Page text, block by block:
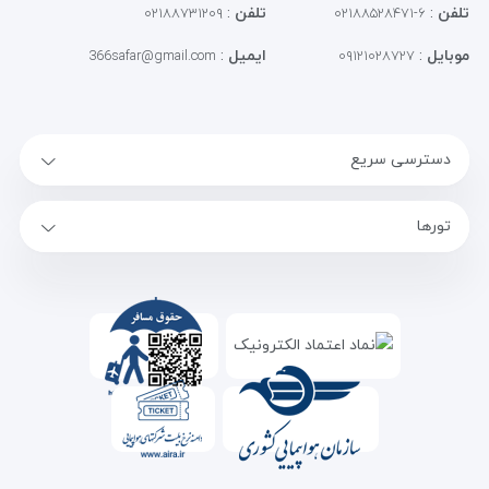
تلفن : ۶-۰۲۱۸۸۵۲۸۴۷۱ تلفن : ۰۲۱۸۸۷۳۱۲۰۹
موبایل : ۰۹۱۲۱۰۲۸۷۲۷ ایمیل :
366safar@gmail.com
دسترسی سریع
تورها